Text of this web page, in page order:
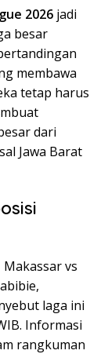
2026 jadi
besar
membawa
tetap harus
dari
Jawa Barat
Makassar vs
laga ini
Informasi
rangkuman